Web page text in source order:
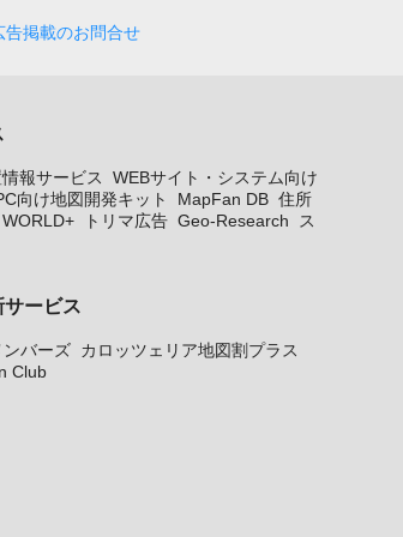
告掲載のお問合せ
報サービス
WEBサイト・システム向け
向け地図開発キット MapFan DB 住所
トリマ広告 Geo-Research
ス
ービス
バーズ カロッツェリア地図割プラス
Club